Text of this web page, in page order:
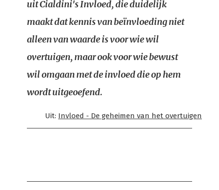
uit Cialdini's Invloed, die duidelijk
maakt dat kennis van beïnvloeding niet
alleen van waarde is voor wie wil
overtuigen, maar ook voor wie bewust
wil omgaan met de invloed die op hem
wordt uitgeoefend.
Uit: Invloed - De geheimen van het overtuigen